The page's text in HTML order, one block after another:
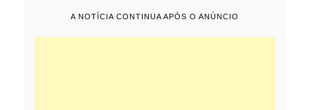
A NOTÍCIA CONTINUA APÓS O ANÚNCIO